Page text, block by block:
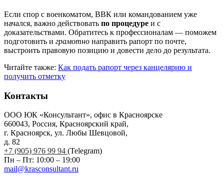
Если спор с военкоматом, ВВК или командованием уже
начался, важно действовать по процедуре и с
доказательствами. Обратитесь к профессионалам — поможем
подготовить и грамотно направить рапорт по почте,
выстроить правовую позицию и довести дело до результата.
Читайте также: Как подать рапорт через канцелярию и
получить отметку
Контакты
ООО ЮК «Консультант», офис в Красноярске
660043, Россия, Красноярский край,
г. Красноярск, ул. Любы Шевцовой,
д. 82
+7 (905) 976 99 94 (Telegram)
Пн – Пт: 10:00 – 19:00
mail@krasconsultant.ru